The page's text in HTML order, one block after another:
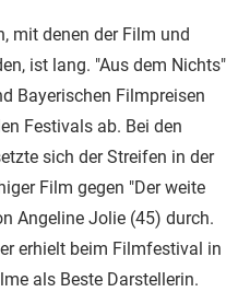
mit denen der Film und
ist lang. "Aus dem Nichts"
Bayerischen Filmpreisen
Festivals ab. Bei den
sich der Streifen in der
Film gegen "Der weite
Angeline Jolie (45) durch.
erhielt beim Filmfestival in
als Beste Darstellerin.